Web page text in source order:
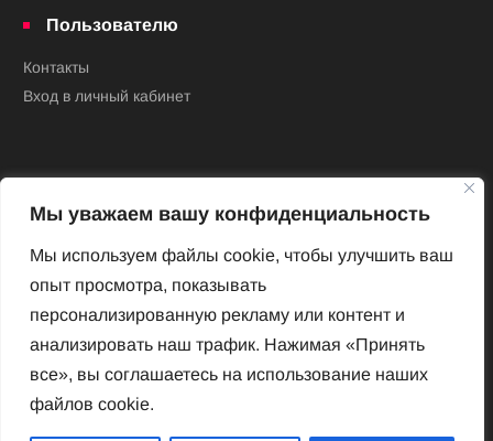
Мы уважаем вашу конфиденциальность
Мы используем файлы cookie, чтобы улучшить ваш
опыт просмотра, показывать
персонализированную рекламу или контент и
анализировать наш трафик. Нажимая «Принять
все», вы соглашаетесь на использование наших
файлов cookie.
Пользователю
Контакты
Вход в личный кабинет
Новый Венский журнал
Архив номеров
Impressum
Новый Венский журнал